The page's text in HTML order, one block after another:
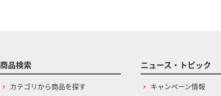
商品検索
カテゴリから商品を探す
ニュース・トピック
キャンペーン情報